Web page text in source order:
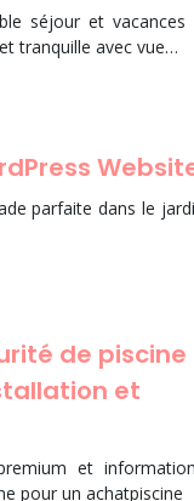
séjour et vacances
tranquille avec vue…
parfaite dans le
de piscine
et
et
pour un achatpiscine